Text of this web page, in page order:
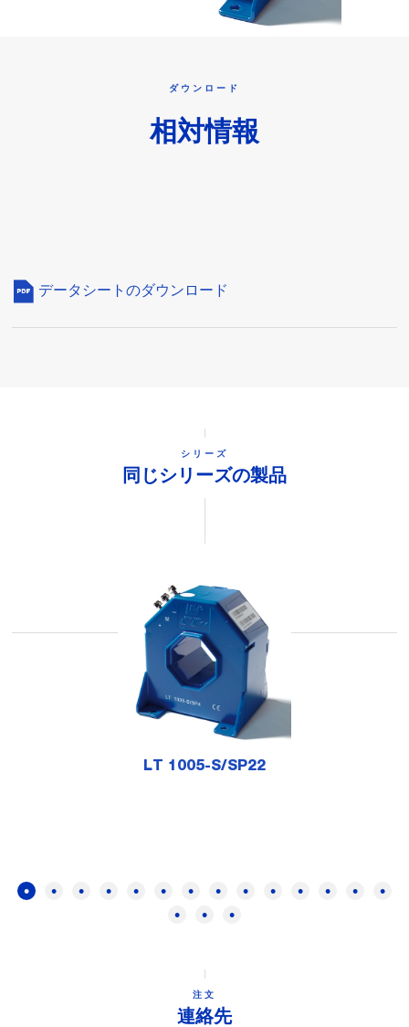
ダウンロード
相対情報
データシートのダウンロード
シリーズ
同じシリーズの製品
LT 1005-S/SP22
注文
連絡先